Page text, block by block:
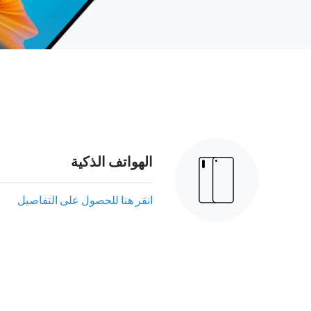
الهواتف الذكية
انقر هنا للحصول على التفاصيل